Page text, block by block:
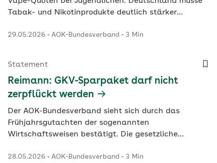
Tabak- und Nikotinprodukte deutlich stärker
Carola Reimann im Vorfeld des
29.05.2026 AOK-Bundesverband 3 Min
Statement
Reimann: GKV-Sparpaket darf nicht
zerpflückt werden
Der AOK-Bundesverband sieht sich durch das
Frühjahrsgutachten der sogenannten
Wirtschaftsweisen bestätigt. Die gesetzliche
Ausgabenproblem, konstatiert die
28.05.2026 AOK-Bundesverband 3 Min